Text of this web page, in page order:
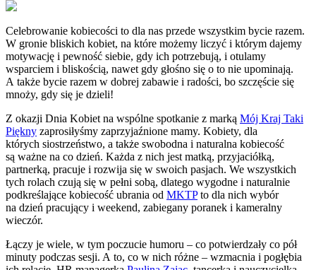
Celebrowanie kobiecości to dla nas przede wszystkim bycie razem.
W gronie bliskich kobiet, na które możemy liczyć i którym dajemy
motywację i pewność siebie, gdy ich potrzebują, i otulamy
wsparciem i bliskością, nawet gdy głośno się o to nie upominają.
A także bycie razem w dobrej zabawie i radości, bo szczęście się
mnoży, gdy się je dzieli!
Z okazji Dnia Kobiet na wspólne spotkanie z marką Mój Kraj Taki
Piękny zaprosiłyśmy zaprzyjaźnione mamy. Kobiety, dla
których siostrzeństwo, a także swobodna i naturalna kobiecość
są ważne na co dzień. Każda z nich jest matką, przyjaciółką,
partnerką, pracuje i rozwija się w swoich pasjach. We wszystkich
tych rolach czują się w pełni sobą, dlatego wygodne i naturalnie
podkreślające kobiecość ubrania od MKTPto dla nich wybór
na dzień pracujący i weekend, zabiegany poranek i kameralny
wieczór.
Łączy je wiele, w tym poczucie humoru – co potwierdzały co pół
minuty podczas sesji. A to, co w nich różne – wzmacnia i pogłębia